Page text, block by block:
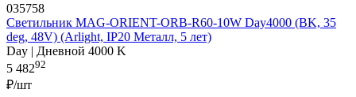
035758
Светильник MAG-ORIENT-ORB-R60-10W Day4000 (BK, 35
deg, 48V) (Arlight, IP20 Металл, 5 лет)
Day | Дневной 4000 K
5 48292
₽/шт